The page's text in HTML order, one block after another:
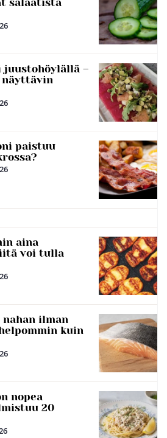
juustohöylällä –
näyttävin
paistuu
aina
voi tulla
ilman
kuin
nopea
20